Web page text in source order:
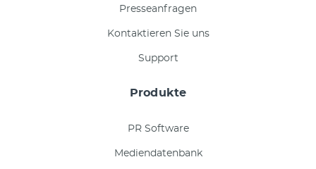
Presseanfragen
Kontaktieren Sie uns
Support
Produkte
PR Software
Mediendatenbank